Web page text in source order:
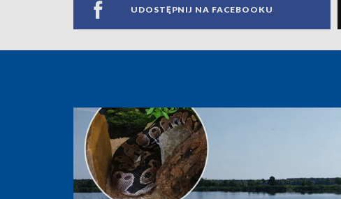
UDOSTĘPNIJ NA FACEBOOKU